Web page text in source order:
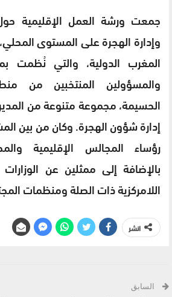
جمعت ورشة العمل الإقليمية
وإدارة الهجرة على المستوى
المغرب الدولية، والتي نُظمت
والمسؤولين المنتخبين من
الحسيمة، مجموعة متنوعة من
إدارة شؤون الهجرة. وكان من بين
رؤساء المجالس الإقليمية
بالإضافة إلى ممثلين عن
اللامركزية ذات الصلة ومنظمات
انشر
السابق